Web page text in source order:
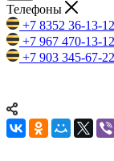
Телефоны
+7 8352 36-13-12
+7 967 470-13-12
+7 903 345-67-22